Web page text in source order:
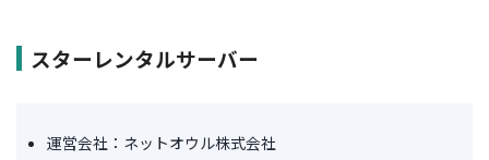
スターレンタルサーバー
運営会社：ネットオウル株式会社